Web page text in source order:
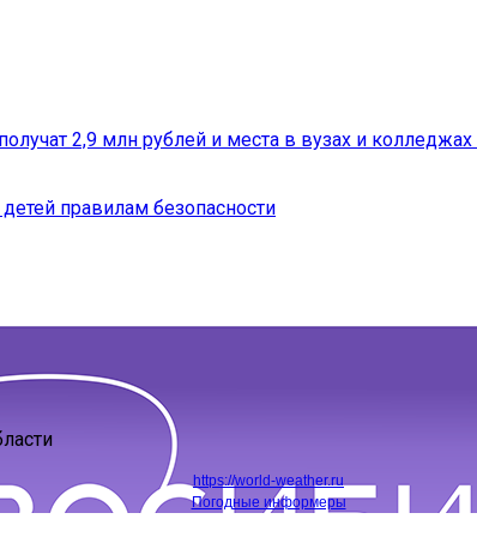
2,9 млн рублей и места в вузах и колледжах
правилам безопасности
https://world-weather.ru
Погодные информеры